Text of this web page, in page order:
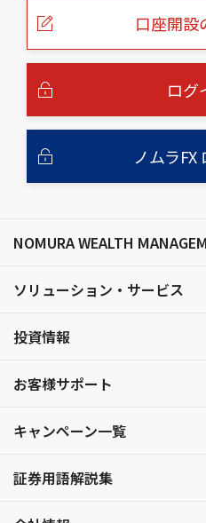
口座開設
ログ
ノムラFX
NOMURA WEALTH
ソリューション・サービス
投資情報
お客様サポート
キャンペーン一覧
証券用語解説集